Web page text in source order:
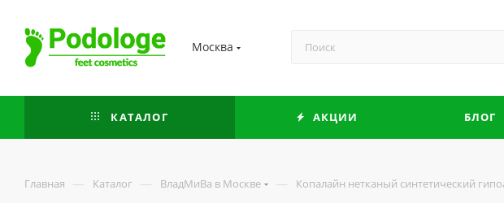
Москва
КАТАЛОГ АКЦИИ БЛОГ
Главная — Каталог — ВладМиВа в Москве — Копалайн нетканый синтетический